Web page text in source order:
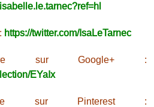
https://twitter.com/IsaLeTarnec
sur Google+ :
EYaIx
sur Pinterest :